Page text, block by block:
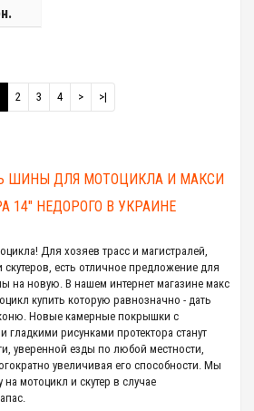
2 3 4 > >|
ШИНЫ ДЛЯ МОТОЦИКЛА И МАКСИ
14" НЕДОРОГО В УКРАИНЕ
Для хозяев трасс и магистралей,
есть отличное предложение для
на новую. В нашем интернет магазине макс
купить которую равнозначно - дать
Новые камерные покрышки с
рисунками протектора станут
уверенной езды по любой местности,
увеличивая его способности. Мы
мотоцикл и скутер в случае